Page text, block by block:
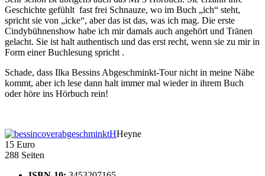
Geschichte gefühlt fast frei Schnauze, wo im Buch „ich“ steht,
spricht sie von „icke“, aber das ist das, was ich mag. Die erste
Cindybühnenshow habe ich mir damals auch angehört und Tränen
gelacht. Sie ist halt authentisch und das erst recht, wenn sie zu mir in
Form einer Buchlesung spricht .
Schade, dass Ilka Bessins Abgeschminkt-Tour nicht in meine Nähe
kommt, aber ich lese dann halt immer mal wieder in ihrem Buch
oder höre ins Hörbuch rein!
Heyne
15 Euro
288 Seiten